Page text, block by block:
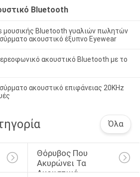
Bluetooth
μουσικής Bluetooth γυαλιών πωλητών
ακουστικό έξυπνο Eyewear
ακουστικό Bluetooth με το
ακουστικό επιφάνειας 20KHz
Όλα
Θόρυβος Που
Ακυρώνει Τα
Ακουστικά